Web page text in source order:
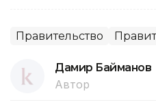
Правительство
Дамир Байманов
Автор